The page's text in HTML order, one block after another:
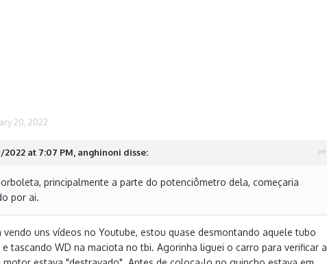
20, 2022
2022 at 7:07 PM, anghinoni disse:
principalmente a parte do potenciômetro dela, começaria
por ai.
vendo uns vídeos no Youtube, estou quase desmontando aquele tubo
e tascando WD na maciota no tbi. Agorinha liguei o carro para verificar a